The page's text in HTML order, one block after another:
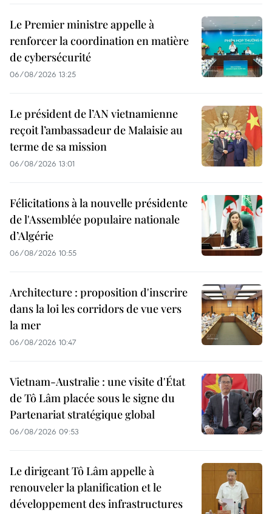
Le Premier ministre appelle à
renforcer la coordination en matière
de cybersécurité
06/08/2026 13:25
Le président de l’AN vietnamienne
reçoit l’ambassadeur de Malaisie au
terme de sa mission
06/08/2026 13:01
Félicitations à la nouvelle présidente
de l'Assemblée populaire nationale
d’Algérie
06/08/2026 10:55
Architecture : proposition d'inscrire
dans la loi les corridors de vue vers
la mer
06/08/2026 10:47
Vietnam-Australie : une visite d'État
de Tô Lâm placée sous le signe du
Partenariat stratégique global
06/08/2026 09:53
Le dirigeant Tô Lâm appelle à
renouveler la planification et le
développement des infrastructures